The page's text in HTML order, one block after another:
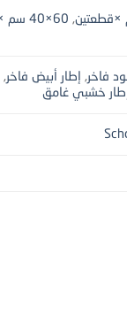
, 60×40 سم ×قطعتين
فاخر, إطار أبيض فاخر,
إطار خشبي غامق